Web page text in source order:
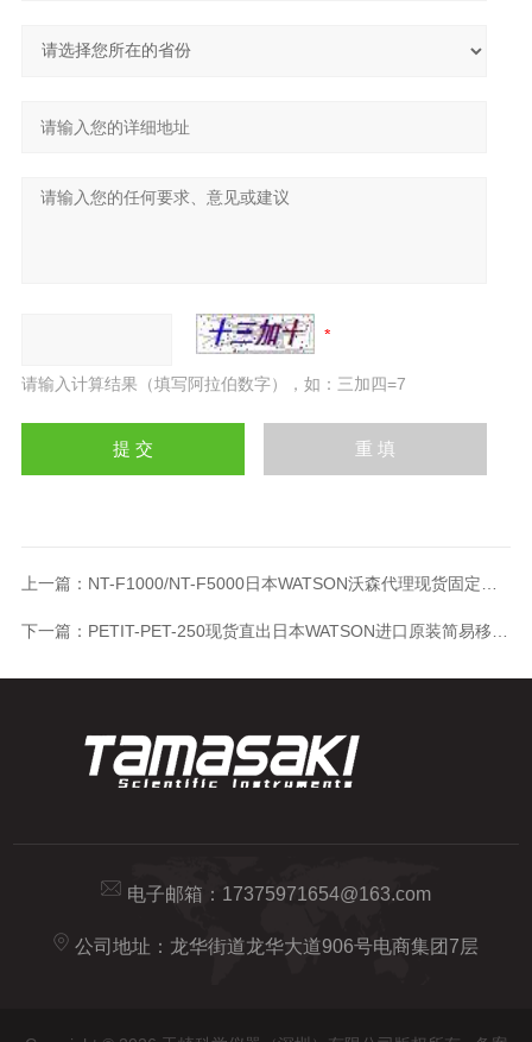
请输入计算结果（填写阿拉伯数字），如：三加四=7
上一篇： NT-F1000/NT-F5000日本WATSON沃森代理现货固定式容量移液器
下一篇： PETIT-PET-250现货直出日本WATSON进口原装简易移液器
电子邮箱： 17375971654@163.com
公司地址：龙华街道龙华大道906号电商集团7层